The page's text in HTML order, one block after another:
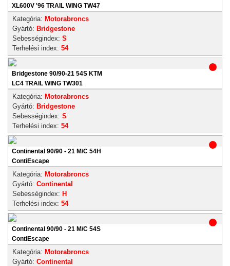
XL600V '96 TRAIL WING TW47
Kategória: Motorabroncs
Gyártó: Bridgestone
Sebességindex: S
Terhelési index: 54
Bridgestone 90/90-21 54S KTM
LC4 TRAIL WING TW301
Kategória: Motorabroncs
Gyártó: Bridgestone
Sebességindex: S
Terhelési index: 54
Continental 90/90 - 21 M/C 54H
ContiEscape
Kategória: Motorabroncs
Gyártó: Continental
Sebességindex: H
Terhelési index: 54
Continental 90/90 - 21 M/C 54S
ContiEscape
Kategória: Motorabroncs
Gyártó: Continental